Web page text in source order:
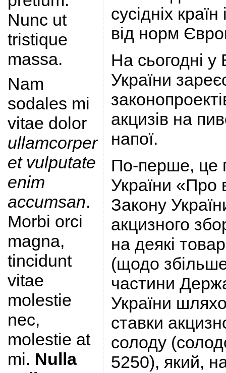
Nunc ut
tristique
massa.
Nam
sodales mi
vitae dolor
ullamcorper
et vulputate
enim
accumsan.
Morbi orci
magna,
tincidunt
vitae
molestie
nec,
molestie at
mi. Nulla
сусідніх
від норм
На сьогодні у
України
акцизів на
напої.
По-перше, це
України «Про
Закону
акцизного
на деякі
(щодо
частини
України
ставки
солоду
5250), який,